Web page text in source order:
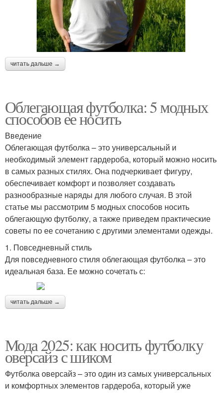
читать дальше →
Облегающая футболка: 5 модных
способов ее носить
Введение
Облегающая футболка – это универсальный и
необходимый элемент гардероба, который можно носить
в самых разных стилях. Она подчеркивает фигуру,
обеспечивает комфорт и позволяет создавать
разнообразные наряды для любого случая. В этой
статье мы рассмотрим 5 модных способов носить
облегающую футболку, а также приведем практические
советы по ее сочетанию с другими элементами одежды.
1. Повседневный стиль
Для повседневного стиля облегающая футболка – это
идеальная база. Ее можно сочетать с:
читать дальше →
Мода 2025: как носить футболку
оверсайз с шиком
Футболка оверсайз – это один из самых универсальных
и комфортных элементов гардероба, который уже